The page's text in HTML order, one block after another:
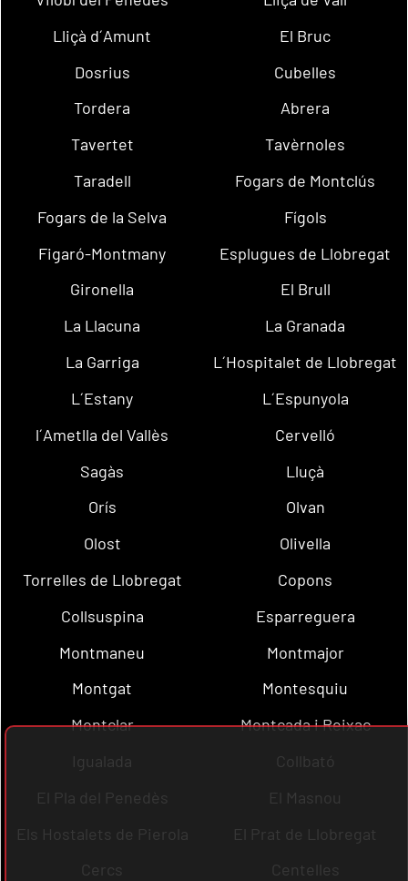
Lliçà d´Amunt
El Bruc
Dosrius
Cubelles
Tordera
Abrera
Tavertet
Tavèrnoles
Taradell
Fogars de Montclús
Fogars de la Selva
Fígols
Figaró-Montmany
Esplugues de Llobregat
Gironella
El Brull
La Llacuna
La Granada
La Garriga
L´Hospitalet de Llobregat
L´Estany
L´Espunyola
l´Ametlla del Vallès
Cervelló
Sagàs
Lluçà
Orís
Olvan
Olost
Olivella
Torrelles de Llobregat
Copons
Collsuspina
Esparreguera
Montmaneu
Montmajor
Montgat
Montesquiu
Montclar
Montcada i Reixac
Igualada
Collbató
El Pla del Penedès
El Masnou
Els Hostalets de Pierola
El Prat de Llobregat
Cercs
Centelles